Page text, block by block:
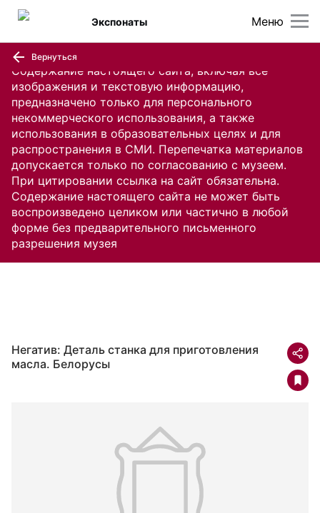
Содержание настоящего сайта, включая все
изображения и текстовую информацию,
предназначено только для персонального
некоммерческого использования, а также
использования в образовательных целях и для
распространения в СМИ. Перепечатка материалов
допускается только по согласованию с музеем.
При цитировании ссылка на сайт обязательна.
Содержание настоящего сайта не может быть
воспроизведено целиком или частично в любой
форме без предварительного письменного
разрешения музея
Меню
Экспонаты
Вернуться
Негатив: Деталь станка для приготовления
масла. Белорусы